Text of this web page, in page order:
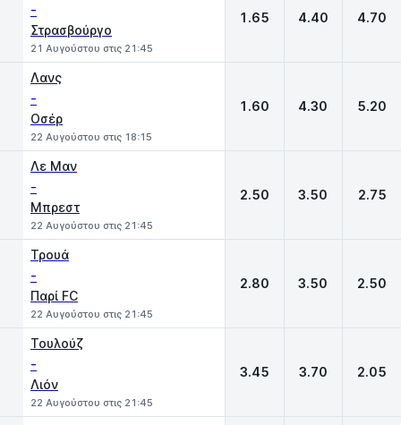
-
Στρασβούργο
21 Αυγούστου στις 21:45
1.65 4.40 4.70
Λανς
-
Οσέρ
22 Αυγούστου στις 18:15
1.60 4.30 5.20
Λε Μαν
-
Μπρεστ
22 Αυγούστου στις 21:45
2.50 3.50 2.75
Τρουά
-
Παρί FC
22 Αυγούστου στις 21:45
2.80 3.50 2.50
Τουλούζ
-
Λιόν
22 Αυγούστου στις 21:45
3.45 3.70 2.05